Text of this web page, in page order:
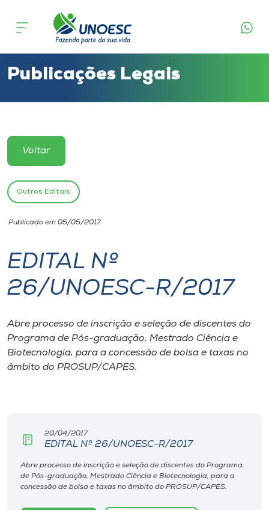
Cursos
Atendimento ao Estudante
Portal de Ensino
Unoesc
Internacionalização
I.nova
Diplomados
Cultura
Biblioteca
Editora
Publicações Legais
Voltar
Outros Editais
Publicado em 05/05/2017
EDITAL Nº
26/UNOESC-R/2017
Abre processo de inscrição e seleção de discentes do
Programa de Pós-graduação, Mestrado Ciência e
Biotecnologia, para a concessão de bolsa e taxas no
âmbito do PROSUP/CAPES.
20/04/2017
EDITAL Nº 26/UNOESC-R/2017
Abre processo de inscrição e seleção de discentes do Programa
de Pós-graduação, Mestrado Ciência e Biotecnologia, para a
concessão de bolsa e taxas no âmbito do PROSUP/CAPES.